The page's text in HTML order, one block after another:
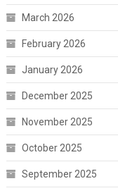
March 2026
February 2026
January 2026
December 2025
November 2025
October 2025
September 2025